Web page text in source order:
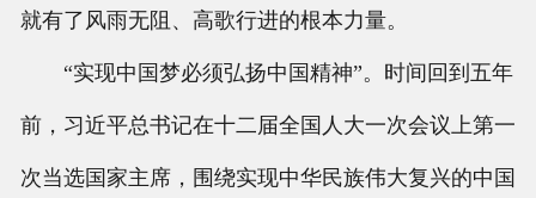
就有了风雨无阻、高歌行进的根本力量。
“实现中国梦必须弘扬中国精神”。时间回到五年
前，习近平总书记在十二届全国人大一次会议上第一
次当选国家主席，围绕实现中华民族伟大复兴的中国